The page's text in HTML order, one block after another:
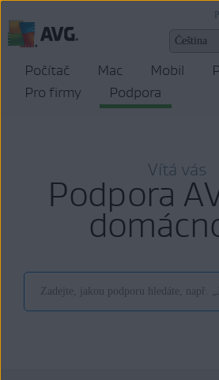
Počítač Mac Mobil
Pro firmy
Podpora
Vítá vás
Podpora